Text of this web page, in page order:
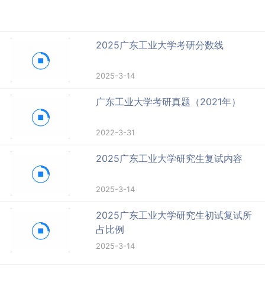
2025广东工业大学考研分数线
2025-3-14
广东工业大学考研真题（2021年）
2022-3-31
2025广东工业大学研究生复试内容
2025-3-14
2025广东工业大学研究生初试复试所
占比例
2025-3-14